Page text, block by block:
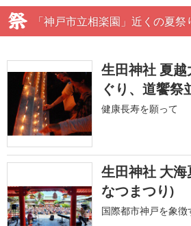
「神戸市立相楽園」近くの夏祭
生田神社 夏越
ぐり、道饗祭
健康長寿を願って
生田神社 大
なつまつり)
国際都市神戸を象徴